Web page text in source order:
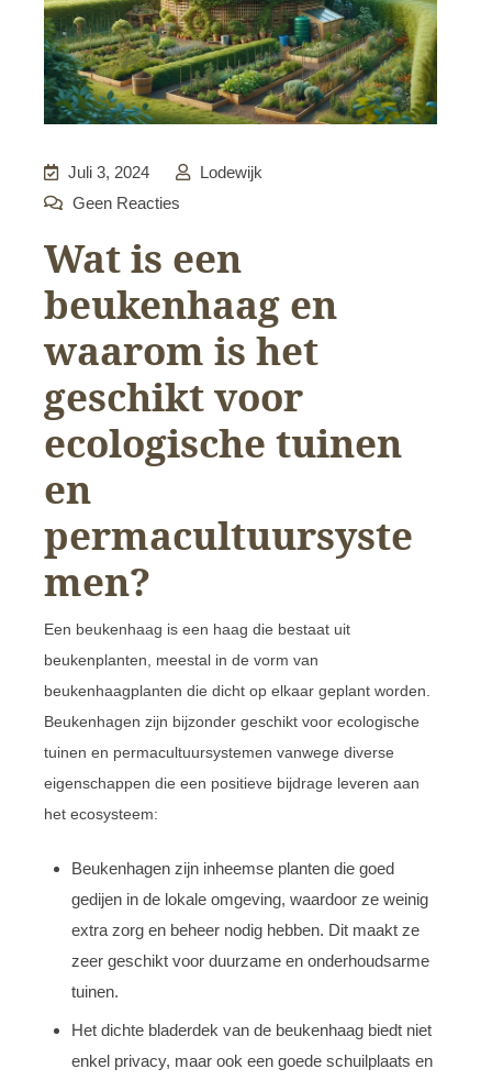
Juli 3, 2024
Lodewijk
Geen Reacties
Wat is een
beukenhaag en
waarom is het
geschikt voor
ecologische tuinen
en
permacultuursyste
men?
Een beukenhaag is een haag die bestaat uit
beukenplanten, meestal in de vorm van
beukenhaagplanten die dicht op elkaar geplant worden.
Beukenhagen zijn bijzonder geschikt voor ecologische
tuinen en permacultuursystemen vanwege diverse
eigenschappen die een positieve bijdrage leveren aan
het ecosysteem:
Beukenhagen zijn inheemse planten die goed
gedijen in de lokale omgeving, waardoor ze weinig
extra zorg en beheer nodig hebben. Dit maakt ze
zeer geschikt voor duurzame en onderhoudsarme
tuinen.
Het dichte bladerdek van de beukenhaag biedt niet
enkel privacy, maar ook een goede schuilplaats en